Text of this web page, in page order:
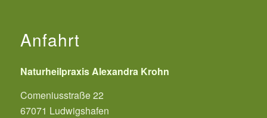
Anfahrt
Naturheilpraxis Alexandra Krohn
Comeniusstraße 22
67071 Ludwigshafen